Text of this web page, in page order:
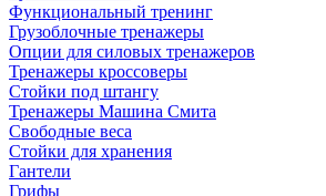
Функциональный тренинг
Грузоблочные тренажеры
Опции для силовых тренажеров
Тренажеры кроссоверы
Стойки под штангу
Тренажеры Машина Смита
Свободные веса
Стойки для хранения
Гантели
Грифы